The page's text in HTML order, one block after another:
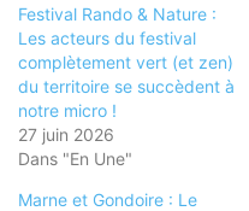
Festival Rando & Nature :
Les acteurs du festival
complètement vert (et zen)
du territoire se succèdent à
notre micro !
27 juin 2026
Dans "En Une"
Marne et Gondoire : Le